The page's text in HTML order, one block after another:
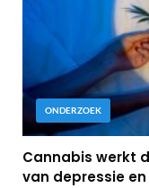
ONDERZOEK
Cannabis werkt
van depressie